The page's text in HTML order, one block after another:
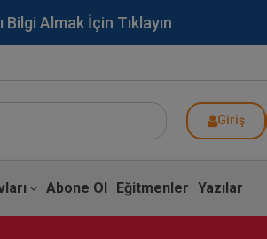
Almak İçin Tıklayın
Giriş
Abone Ol Eğitmenler Yazılar